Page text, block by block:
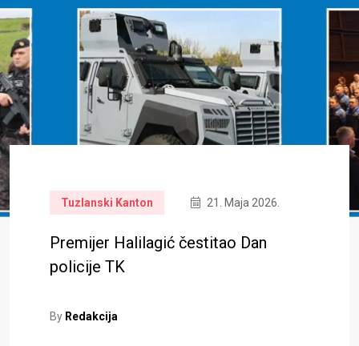
Tuzlanski Kanton 21. Maja 2026.
Premijer Halilagić čestitao Dan
policije TK
By Redakcija